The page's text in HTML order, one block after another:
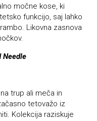
močne kose, ki
funkcijo, saj lahko
Likovna zasnova
Needle
trup ali meča in
tetovažo iz
Kolekcija raziskuje